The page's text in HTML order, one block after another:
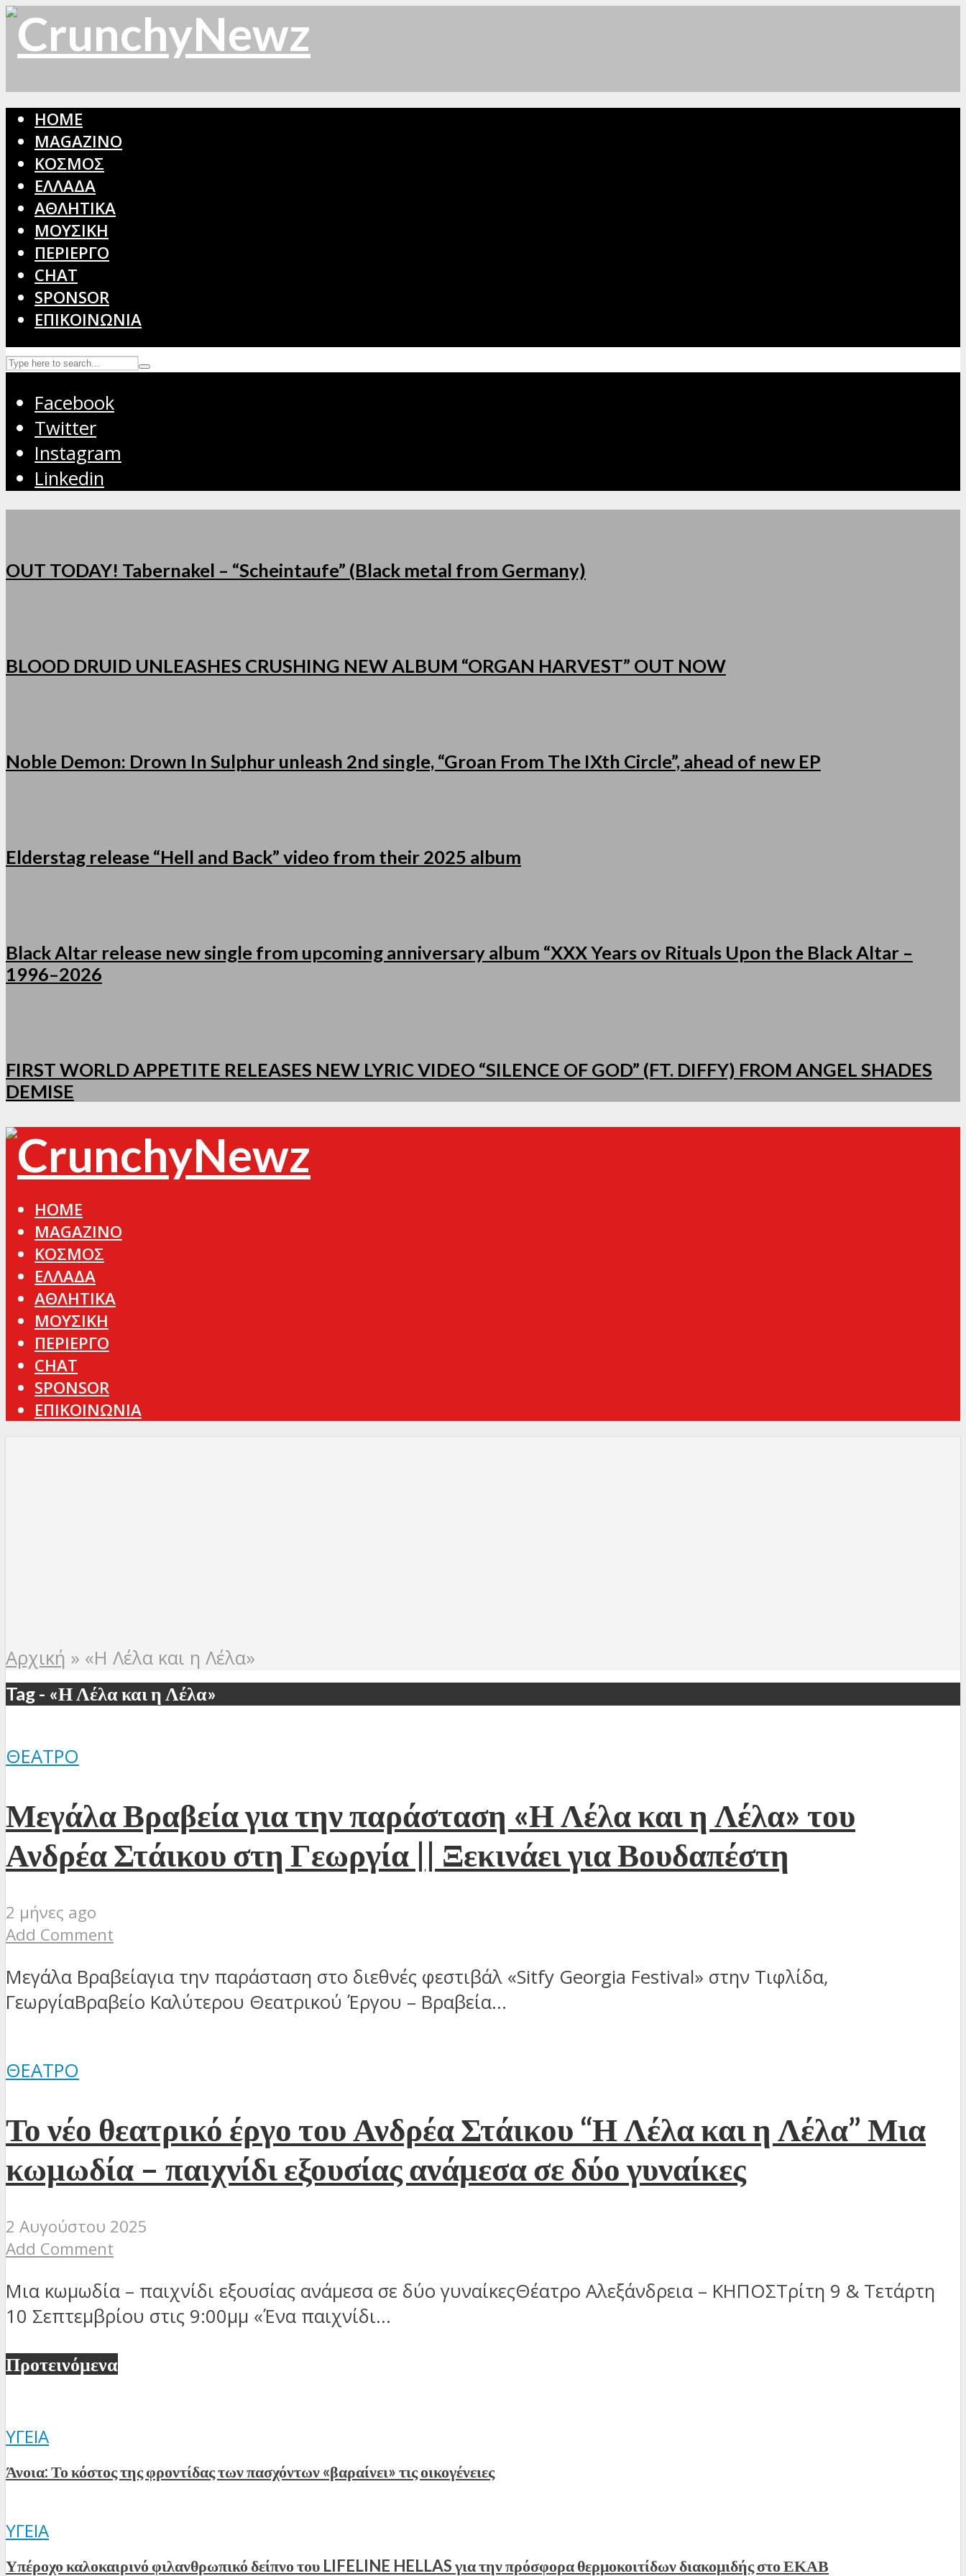
HOME
MAGAZINO
ΚΟΣΜΟΣ
ΕΛΛΑΔΑ
ΑΘΛΗΤΙΚΑ
ΜΟΥΣΙΚΗ
ΠΕΡΙΕΡΓΟ
CHAT
SPONSOR
ΕΠΙΚΟΙΝΩΝΙΑ
Facebook
Twitter
Instagram
Linkedin
OUT TODAY! Tabernakel – “Scheintaufe” (Black metal from Germany)
BLOOD DRUID UNLEASHES CRUSHING NEW ALBUM “ORGAN HARVEST” OUT NOW
Noble Demon: Drown In Sulphur unleash 2nd single, “Groan From The IXth Circle”, ahead of new EP
Elderstag release “Hell and Back” video from their 2025 album
Black Altar release new single from upcoming anniversary album “XXX Years ov Rituals Upon the Black Altar –
1996–2026
FIRST WORLD APPETITE RELEASES NEW LYRIC VIDEO “SILENCE OF GOD” (FT. DIFFY) FROM ANGEL SHADES
DEMISE
HOME
MAGAZINO
ΚΟΣΜΟΣ
ΕΛΛΑΔΑ
ΑΘΛΗΤΙΚΑ
ΜΟΥΣΙΚΗ
ΠΕΡΙΕΡΓΟ
CHAT
SPONSOR
ΕΠΙΚΟΙΝΩΝΙΑ
Αρχική » «Η Λέλα και η Λέλα»
Tag - «Η Λέλα και η Λέλα»
ΘΈΑΤΡΟ
Μεγάλα Βραβεία για την παράσταση «Η Λέλα και η Λέλα» του
Ανδρέα Στάικου στη Γεωργία || Ξεκινάει για Βουδαπέστη
2 μήνες ago
Add Comment
Μεγάλα Βραβείαγια την παράσταση στο διεθνές φεστιβάλ «Sitfy Georgia Festival» στην Τιφλίδα,
ΓεωργίαΒραβείο Καλύτερου Θεατρικού Έργου – Βραβεία...
ΘΈΑΤΡΟ
Το νέο θεατρικό έργο του Ανδρέα Στάικου “Η Λέλα και η Λέλα” Μια
κωμωδία – παιχνίδι εξουσίας ανάμεσα σε δύο γυναίκες
2 Αυγούστου 2025
Add Comment
Μια κωμωδία – παιχνίδι εξουσίας ανάμεσα σε δύο γυναίκεςΘέατρο Αλεξάνδρεια – ΚΗΠΟΣΤρίτη 9 & Τετάρτη
10 Σεπτεμβρίου στις 9:00μμ «Ένα παιχνίδι...
Προτεινόμενα
ΥΓΕΊΑ
Άνοια: Το κόστος της φροντίδας των πασχόντων «βαραίνει» τις οικογένειες
ΥΓΕΊΑ
Υπέροχο καλοκαιρινό φιλανθρωπικό δείπνο του LIFELINE HELLAS για την πρόσφορα θερμοκοιτίδων διακομιδής στο ΕΚΑΒ